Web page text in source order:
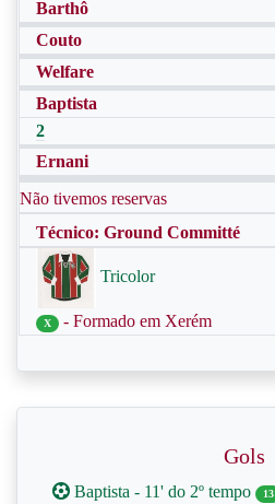
Barthô
Couto
Welfare
Baptista
2
Ernani
Não tivemos reservas
Técnico: Ground Committé
Tricolor
X - Formado em Xerém
Gols
Baptista - 11' do 2º tempo 13